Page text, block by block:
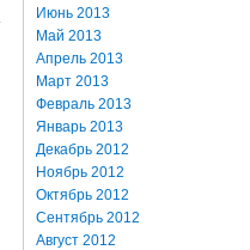
Июнь 2013
Май 2013
Апрель 2013
Март 2013
Февраль 2013
Январь 2013
Декабрь 2012
Ноябрь 2012
Октябрь 2012
Сентябрь 2012
Август 2012